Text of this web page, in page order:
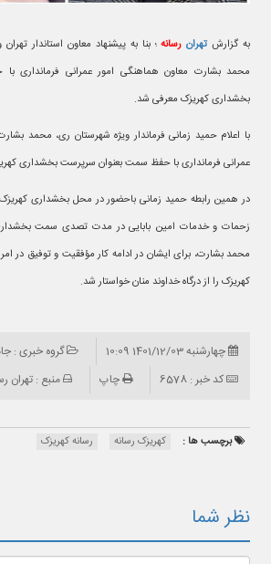
به گزارش تهران رسانه ؛ بنا به پیشنهاد معاون استاندار
محمد بشارت معاون هماهنگی امور عمرانی فرمانداری
بخشداری کهریزک معرفی شد.
با اعلام حمید زمانی فرماندار ویژه شهرستان ری، محمد
عمرانی فرمانداری با حفظ سمت بعنوان سرپرست بخشداری
در همین رابطه حمید زمانی باحضور در محل بخشداری
زحمات و خدمات امین بابایی در مدت تصدی سمت بخشداری
محمد بشارت، برای ایشان در ادامه کار مؤفقیت و توفیق
کهریزک را از درگاه خداوند منان خواستار شد.
چهارشنبه 1401/12/03 10:09
گروه خبری :
کد خبر : 6578
چاپ منبع : تهران
برچسب ها : کهریزک رسانه رسانه کهریزک
نظر شما